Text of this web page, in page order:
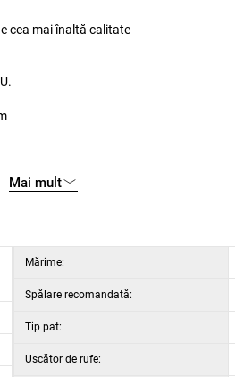
cea mai înaltă calitate
Mai mult
Mărime:
Spălare recomandată:
Tip pat:
Uscător de rufe: